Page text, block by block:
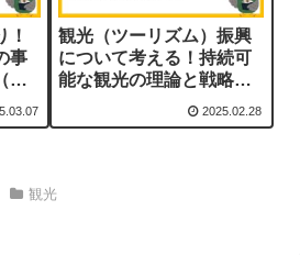
！
事
観
観光（ツーリズム）振興
について考える！持続可
能な観光の理論と戦略
2025.02.28
観光